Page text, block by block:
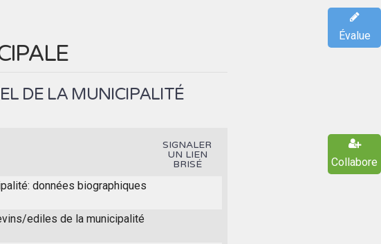
DE LA MUNICIPALITÉ
SIGNALER
UN LIEN
BRISÉ
données biographiques
ediles de la municipalité
Évalue
Collabore